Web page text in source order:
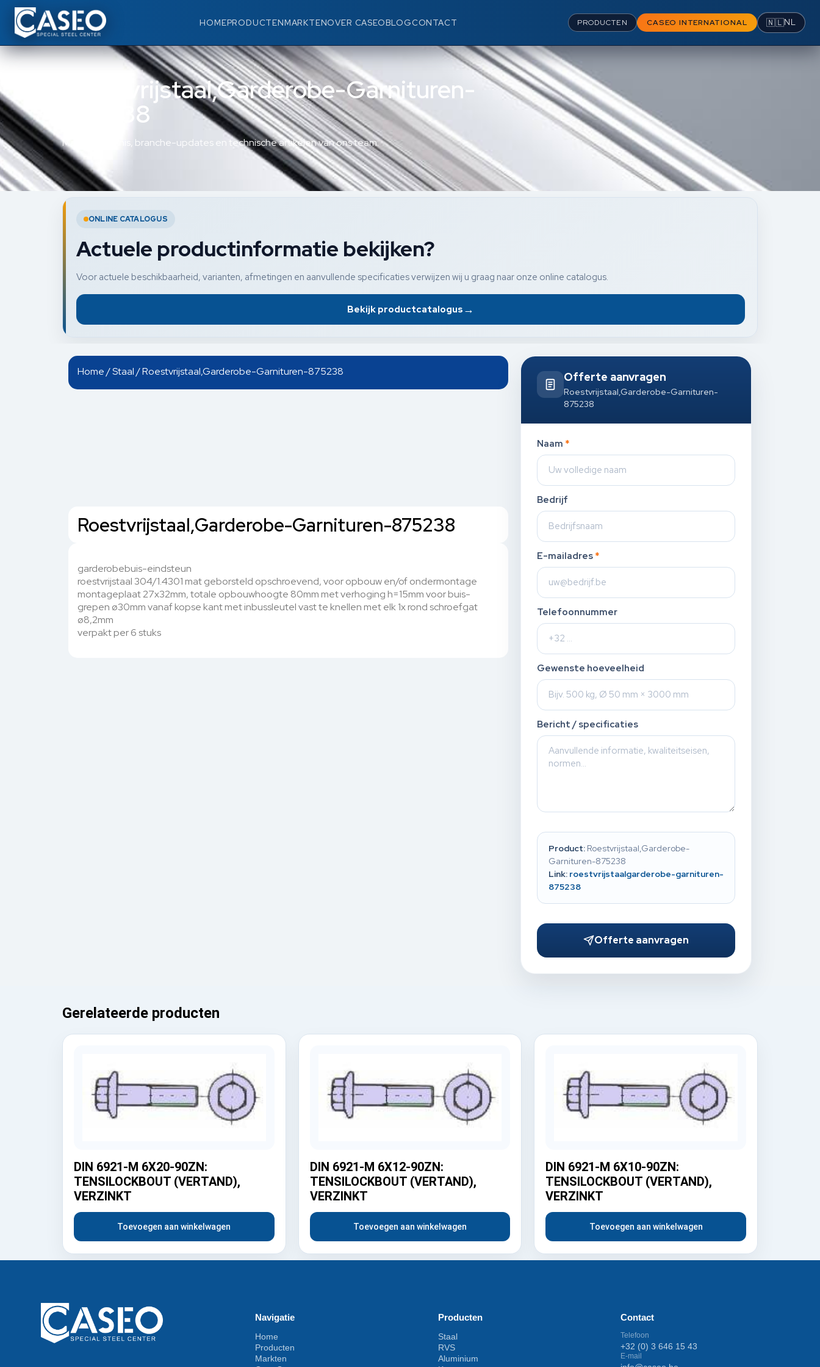
HOMEPRODUCTENMARKTENOVER CASEOBLOGCONTACT PRODUCTEN CASEO INTERNATIONAL 🇳🇱NL
Roestvrijstaal,Garderobe-Garnituren-
875238
Materiaalkennis, branche-updates en technische artikelen van ons team.
ONLINE CATALOGUS
Actuele productinformatie bekijken?
Voor actuele beschikbaarheid, varianten, afmetingen en aanvullende specificaties verwijzen wij u graag naar onze online catalogus.
Bekijk productcatalogus →
Home/Staal/ Roestvrijstaal,Garderobe-Garnituren-875238
Roestvrijstaal,Garderobe-Garnituren-875238
garderobebuis-eindsteun
roestvrijstaal 304/1.4301 mat geborsteld opschroevend, voor opbouw en/of ondermontage
montageplaat 27x32mm, totale opbouwhoogte 80mm met verhoging h=15mm voor buis-
grepen ø30mm vanaf kopse kant met inbussleutel vast te knellen met elk 1x rond schroefgat
ø8,2mm
verpakt per 6 stuks
Offerte aanvragen
Roestvrijstaal,Garderobe-Garnituren-
875238
Naam *
Bedrijf
E-mailadres *
Telefoonnummer
Gewenste hoeveelheid
Bericht / specificaties
Product: Roestvrijstaal,Garderobe-
Garnituren-875238
Link: roestvrijstaalgarderobe-garnituren-
875238
Offerte aanvragen
Gerelateerde producten
DIN 6921-M 6X20-90ZN:
TENSILOCKBOUT (VERTAND),
VERZINKT
Toevoegen aan winkelwagen
DIN 6921-M 6X12-90ZN:
TENSILOCKBOUT (VERTAND),
VERZINKT
Toevoegen aan winkelwagen
DIN 6921-M 6X10-90ZN:
TENSILOCKBOUT (VERTAND),
VERZINKT
Toevoegen aan winkelwagen
Navigatie
Home
Producten
Markten
Producten
Staal
RVS
Aluminium
Contact
Telefoon
+32 (0) 3 646 15 43
E-mail